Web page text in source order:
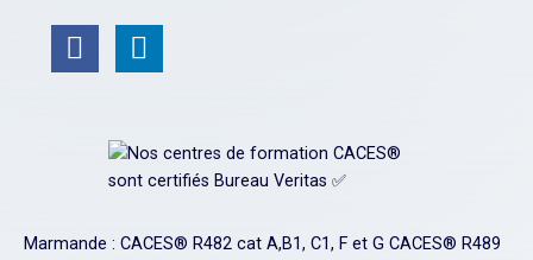
Marmande : CACES® R482 cat A,B1, C1, F et G CACES® R489